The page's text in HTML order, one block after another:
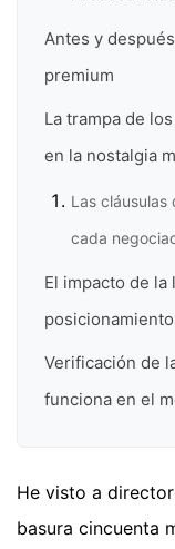
Antes y
premium
La trampa de
en la nostalgia
Las
cada
El impacto de
Verificación de
funciona en el
He visto a
basura cincuenta